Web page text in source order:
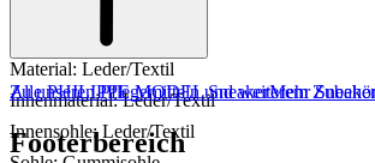
Art.Nr.: 101692984541
Material: Leder/Textil
Innenmaterial: Leder/Textil
Innensohle: Leder/Textil
Zu unseren Pflegemitteln und weiterem
Alle PHILIPPE MODEL SneakerMehr
Footerbereich